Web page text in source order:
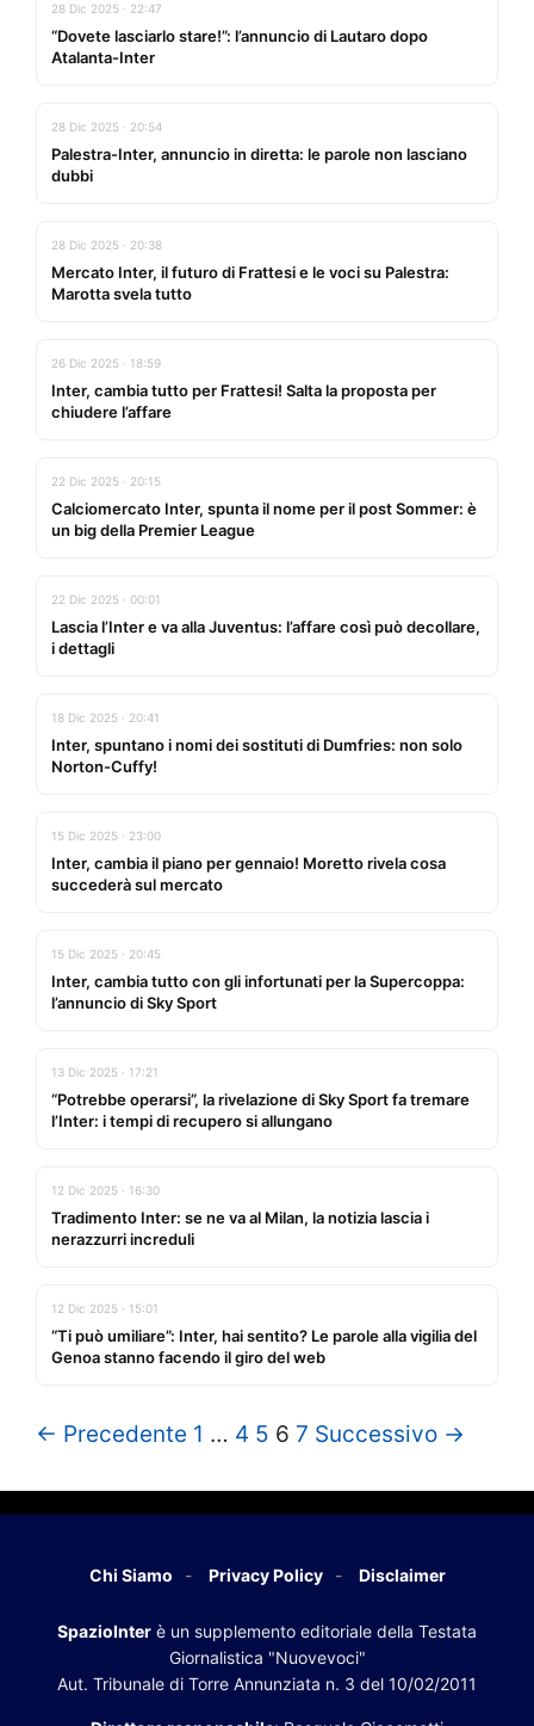
28 Dic 2025 · 22:47
“Dovete lasciarlo stare!”: l’annuncio di Lautaro dopo
Atalanta-Inter
28 Dic 2025 · 20:54
Palestra-Inter, annuncio in diretta: le parole non lasciano
dubbi
28 Dic 2025 · 20:38
Mercato Inter, il futuro di Frattesi e le voci su Palestra:
Marotta svela tutto
26 Dic 2025 · 18:59
Inter, cambia tutto per Frattesi! Salta la proposta per
chiudere l’affare
22 Dic 2025 · 20:15
Calciomercato Inter, spunta il nome per il post Sommer: è
un big della Premier League
22 Dic 2025 · 00:01
Lascia l’Inter e va alla Juventus: l’affare così può decollare,
i dettagli
18 Dic 2025 · 20:41
Inter, spuntano i nomi dei sostituti di Dumfries: non solo
Norton-Cuffy!
15 Dic 2025 · 23:00
Inter, cambia il piano per gennaio! Moretto rivela cosa
succederà sul mercato
15 Dic 2025 · 20:45
Inter, cambia tutto con gli infortunati per la Supercoppa:
l’annuncio di Sky Sport
13 Dic 2025 · 17:21
“Potrebbe operarsi”, la rivelazione di Sky Sport fa tremare
l’Inter: i tempi di recupero si allungano
12 Dic 2025 · 16:30
Tradimento Inter: se ne va al Milan, la notizia lascia i
nerazzurri increduli
12 Dic 2025 · 15:01
“Ti può umiliare”: Inter, hai sentito? Le parole alla vigilia del
Genoa stanno facendo il giro del web
← Precedente 1 … 4 5 6 7 Successivo →
Chi Siamo Privacy Policy Disclaimer
SpazioInter è un supplemento editoriale della Testata
Giornalistica "Nuovevoci"
Aut. Tribunale di Torre Annunziata n. 3 del 10/02/2011